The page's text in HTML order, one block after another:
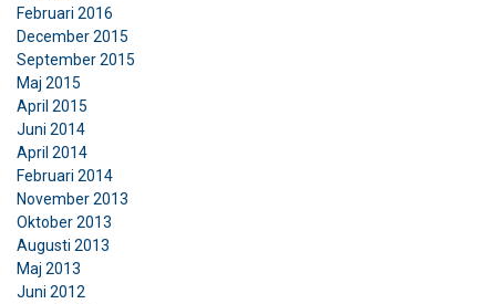
Februari 2016
December 2015
September 2015
Maj 2015
April 2015
Juni 2014
April 2014
Februari 2014
November 2013
Oktober 2013
Augusti 2013
Maj 2013
Juni 2012